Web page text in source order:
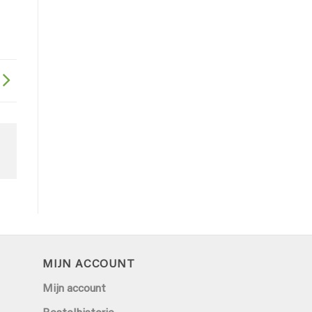
MIJN ACCOUNT
Mijn account